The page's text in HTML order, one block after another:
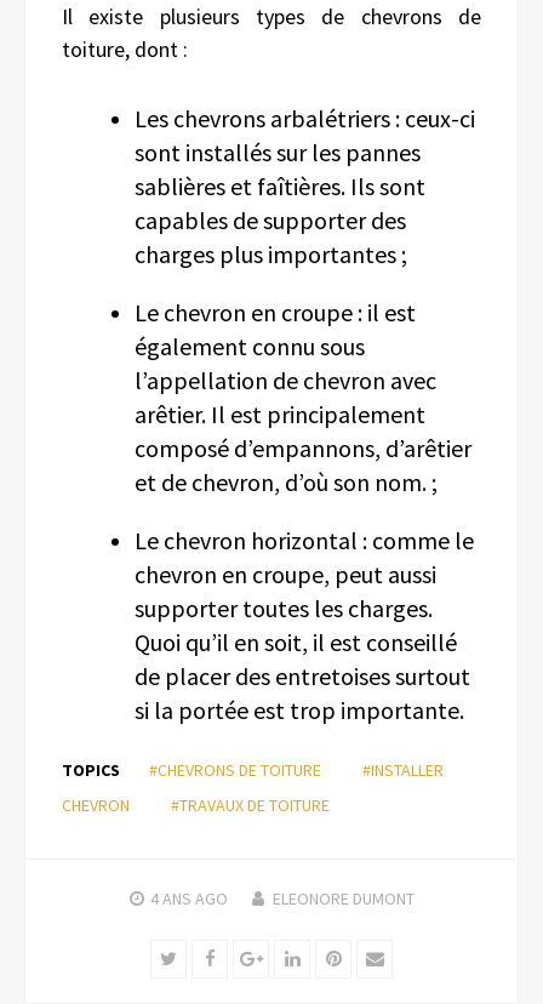
Il existe plusieurs types de chevrons de
toiture, dont :
Les chevrons arbalétriers : ceux-ci
sont installés sur les pannes
sablières et faîtières. Ils sont
capables de supporter des
charges plus importantes ;
Le chevron en croupe : il est
également connu sous
l’appellation de chevron avec
arêtier. Il est principalement
composé d’empannons, d’arêtier
et de chevron, d’où son nom. ;
Le chevron horizontal : comme le
chevron en croupe, peut aussi
supporter toutes les charges.
Quoi qu’il en soit, il est conseillé
de placer des entretoises surtout
si la portée est trop importante.
TOPICS #CHEVRONS DE TOITURE
#INSTALLER
CHEVRON
#TRAVAUX DE TOITURE
4 ANS AGO ELEONORE DUMONT
TwitterFacebookGoogle+LinkedInPinterest
Email